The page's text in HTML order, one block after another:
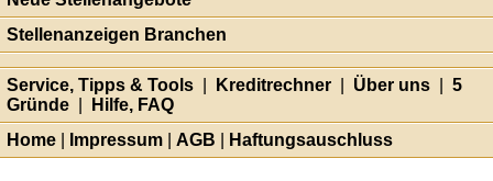
Stellenanzeigen Branchen
Service, Tipps & Tools Kreditrechner Über uns
5
Gründe
Hilfe, FAQ
Home
Impressum AGB Haftungsauschluss